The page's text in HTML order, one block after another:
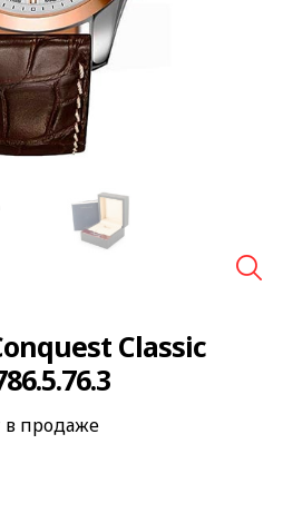
Classic
в продаже